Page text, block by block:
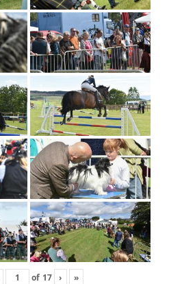
of 17 › »